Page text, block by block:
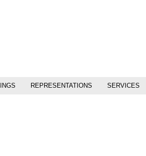
REPRESENTATIONS SERVICES